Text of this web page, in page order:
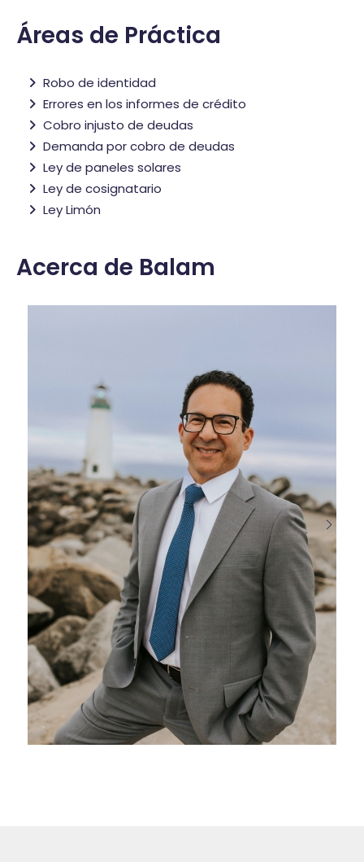
Áreas de Práctica
Robo de identidad
Errores en los informes de crédito
Cobro injusto de deudas
Demanda por cobro de deudas
Ley de paneles solares
Ley de cosignatario
Ley Limón
Acerca de Balam